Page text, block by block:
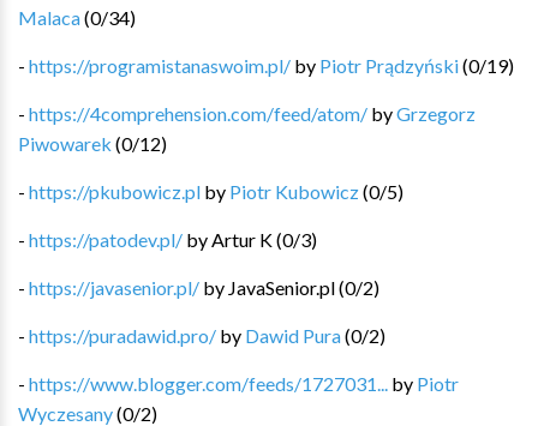
Malaca(0/34)
- https://programistanaswoim.pl/ by Piotr Prądzyński(0/19)
- https://4comprehension.com/feed/atom/ byGrzegorz
Piwowarek (0/12)
- https://pkubowicz.pl by Piotr Kubowicz(0/5)
- https://patodev.pl/ by Artur K(0/3)
- https://javasenior.pl/ by JavaSenior.pl(0/2)
- https://puradawid.pro/ by Dawid Pura(0/2)
- https://www.blogger.com/feeds/1727031... by Piotr
Wyczesany(0/2)